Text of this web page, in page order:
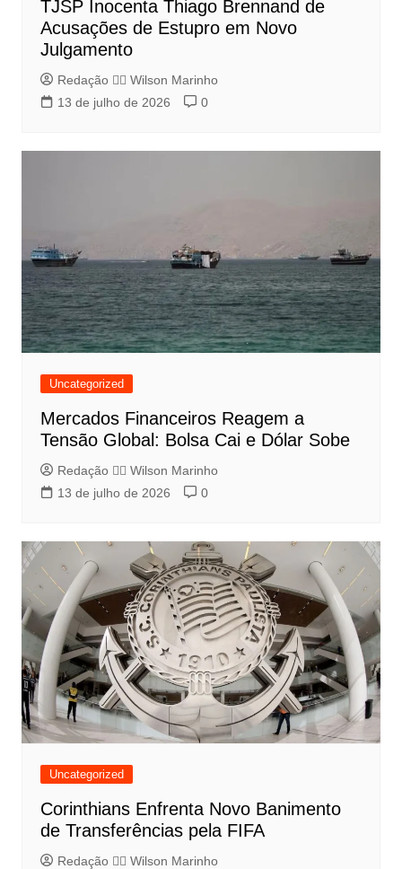
TJSP Inocenta Thiago Brennand de
Acusações de Estupro em Novo
Julgamento
Redação 👨‍⚖️​ Wilson Marinho
13 de julho de 2026
0
Uncategorized
Mercados Financeiros Reagem a
Tensão Global: Bolsa Cai e Dólar Sobe
Redação 👨‍⚖️​ Wilson Marinho
13 de julho de 2026
0
Uncategorized
Corinthians Enfrenta Novo Banimento
de Transferências pela FIFA
Redação 👨‍⚖️​ Wilson Marinho